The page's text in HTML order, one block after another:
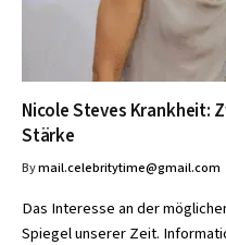
Nicole Steves Krankheit:
Stärke
Bymail.celebritytime@gmail.com
Das Interesse an der
Spiegel unserer Zeit.